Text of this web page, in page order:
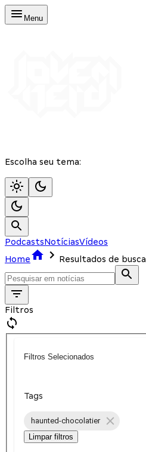
Menu
Escolha seu tema:
PodcastsNotíciasVídeos
Home
Resultados de busca
Filtros
Filtros Selecionados
Tags
haunted-chocolatier
Limpar filtros